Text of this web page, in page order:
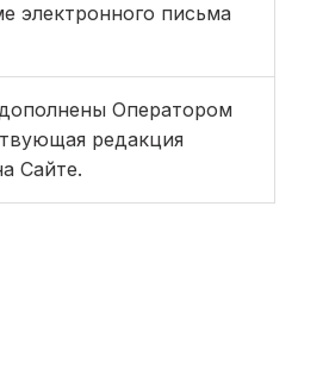
электронного письма
Оператором
редакция
Сайте.